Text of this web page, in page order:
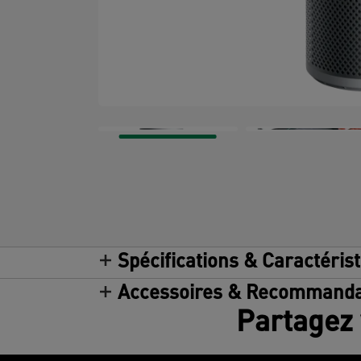
Spécifications &
Accessoires &